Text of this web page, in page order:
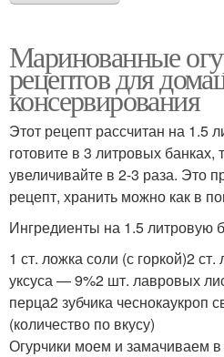
Маринованные
рецептов для
консервирования
Этот рецепт рассчитан на 1.5
готовите в 3 литровых банках,
увеличивайте в 2-3 раза. Это
рецепт, хранить можно как в
Ингредиенты на 1.5 литровую
1 ст. ложка соли (с горкой)2
уксуса — 9%2 шт. лавровых
перца2 зубчика чеснокаукроп
(количество по вкусу)
Огурчики моем и замачиваем